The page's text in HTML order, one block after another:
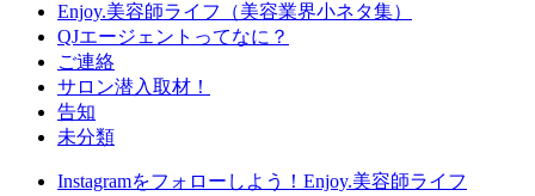
Enjoy.美容師ライフ（美容業界小ネタ集）
QJエージェントってなに？
ご連絡
サロン潜入取材！
告知
未分類
Instagramをフォローしよう！ Enjoy.美容師ライフ